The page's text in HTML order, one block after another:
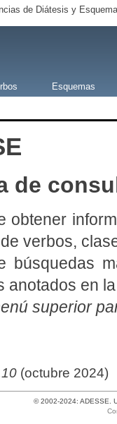
de Diátesis y
Esquemas
de
obtener
verbos,
búsquedas
anotados en
superior
(octubre 2024)
© 2002-2024: ADESSE.